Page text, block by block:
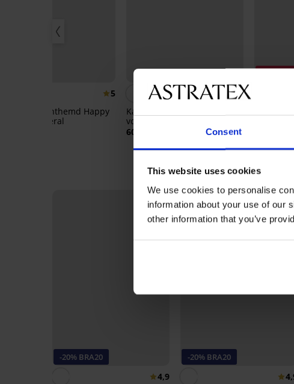
Consent
This website uses cookies
We use cookies to personalise
information about your use of our
other information that you’ve
5
Happy
Mineral
5
Katoenen
voedingsnachthemd
Florence
60,99 €
-20% BRA20
4,9
-20% BRA20